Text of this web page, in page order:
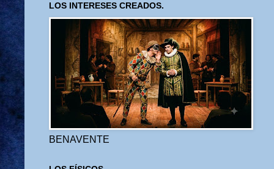
LOS INTERESES CREADOS.
BENAVENTE